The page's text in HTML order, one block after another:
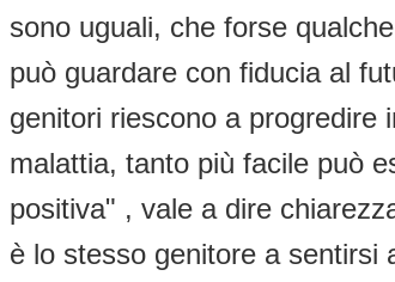
sono uguali, che forse
può guardare con fiducia al
genitori riescono a progredire
malattia, tanto più facile può
positiva" , vale a dire
è lo stesso genitore a sentirsi